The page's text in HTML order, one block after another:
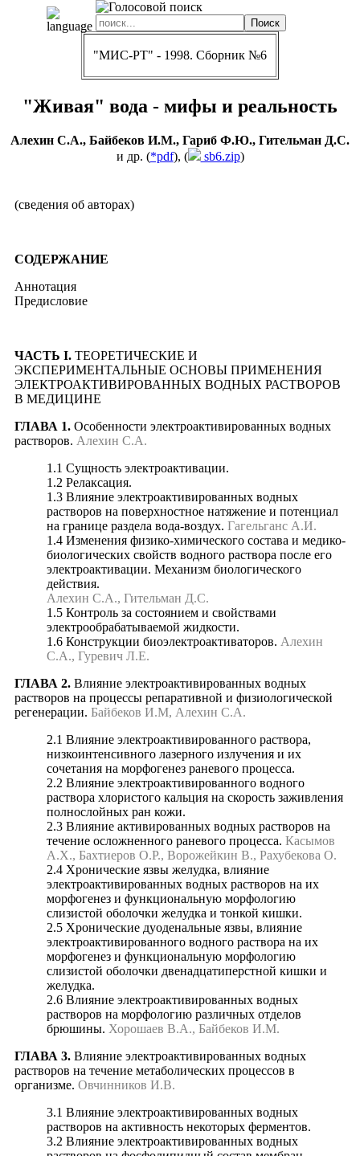
"МИС-РТ" - 1998. Сборник №6
"Живая" вода - мифы и реальность
Алехин С.А., Байбеков И.М., Гариб Ф.Ю., Гительман Д.С.
и др. (*pdf), ( sb6.zip)
(сведения об авторах)
СОДЕРЖАНИЕ
Аннотация
Предисловие
ЧАСТЬ I. ТЕОРЕТИЧЕСКИЕ И
ЭКСПЕРИМЕНТАЛЬНЫЕ ОСНОВЫ ПРИМЕНЕНИЯ
ЭЛЕКТРОАКТИВИРОВАННЫХ ВОДНЫХ РАСТВОРОВ
В МЕДИЦИНЕ
ГЛАВА 1. Особенности электроактивированных водных
растворов. Алехин С.А.
1.1 Сущность электроактивации.
1.2 Релаксация.
1.3 Влияние электроактивированных водных
растворов на поверхностное натяжение и потенциал
на границе раздела вода-воздух. Гагельганс А.И.
1.4 Изменения физико-химического состава и медико-
биологических свойств водного раствора после его
электроактивации. Механизм биологического
действия.
Алехин С.А., Гительман Д.С.
1.5 Контроль за состоянием и свойствами
электрообрабатываемой жидкости.
1.6 Конструкции биоэлектроактиваторов. Алехин
С.А., Гуревич Л.Е.
ГЛАВА 2. Влияние электроактивированных водных
растворов на процессы репаративной и физиологической
регенерации. Байбеков И.М, Алехин С.А.
2.1 Влияние электроактивированного раствора,
низкоинтенсивного лазерного излучения и их
сочетания на морфогенез раневого процесса.
2.2 Влияние электроактивированного водного
раствора хлористого кальция на скорость заживления
полнослойных ран кожи.
2.3 Влияние активированных водных растворов на
течение осложненного раневого процесса. Касымов
А.Х., Бахтиеров О.Р., Ворожейкин В., Рахубекова О.
2.4 Хронические язвы желудка, влияние
электроактивированных водных растворов на их
морфогенез и функциональную морфологию
слизистой оболочки желудка и тонкой кишки.
2.5 Хронические дуоденальные язвы, влияние
электроактивированного водного раствора на их
морфогенез и функциональную морфологию
слизистой оболочки двенадцатиперстной кишки и
желудка.
2.6 Влияние электроактивированных водных
растворов на морфологию различных отделов
брюшины. Хорошаев В.А., Байбеков И.М.
ГЛАВА 3. Влияние электроактивированных водных
растворов на течение метаболических процессов в
организме. Овчинников И.В.
3.1 Влияние электроактивированных водных
растворов на активность некоторых ферментов.
3.2 Влияние электроактивированных водных